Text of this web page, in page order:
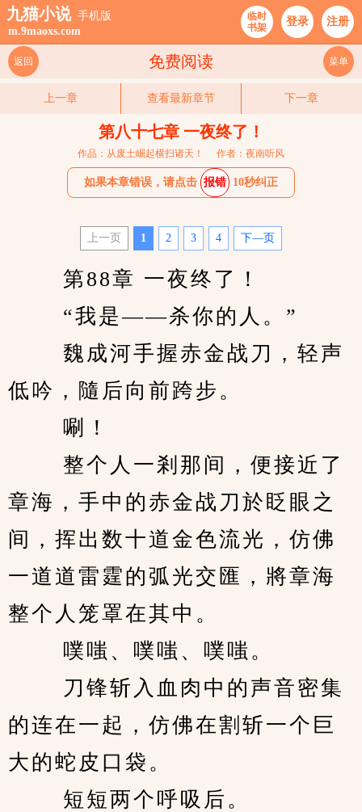
九猫小说 手机版
m.9maoxs.com
临时
书架
登录 注册
免费阅读
返回 菜单
上一章 查看最新章节 下一章
第八十七章 一夜终了！
作品：从废土崛起横扫诸天！ 作者：夜南听风
如果本章错误，请点击 报错 10秒纠正
上一页 1 2 3 4 下—页
第88章 一夜终了！
“我是——杀你的人。”
魏成河手握赤金战刀，轻声
低吟，隨后向前跨步。
唰！
整个人一剎那间，便接近了
章海，手中的赤金战刀於眨眼之
间，挥出数十道金色流光，仿佛
一道道雷霆的弧光交匯，將章海
整个人笼罩在其中。
噗嗤、噗嗤、噗嗤。
刀锋斩入血肉中的声音密集
的连在一起，仿佛在割斩一个巨
大的蛇皮口袋。
短短两个呼吸后。